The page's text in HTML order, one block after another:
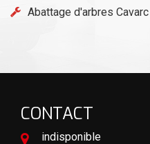
Abattage d'arbres Cavarc
CONTACT
indisponible